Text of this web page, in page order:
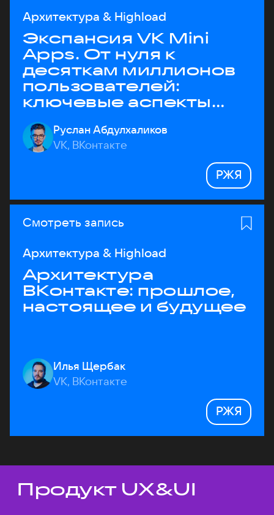
Архитектура & Highload
Экспансия VK Mini
Apps. От нуля к
десяткам миллионов
пользователей:
ключевые аспекты
архитектуры
Руслан Абдулхаликов
VK, ВКонтакте
РЖЯ
Смотреть запись
Архитектура & Highload
Архитектура
ВКонтакте: прошлое,
настоящее и будущее
Илья Щербак
VK, ВКонтакте
РЖЯ
Темы докладов
Продукт UX&UI